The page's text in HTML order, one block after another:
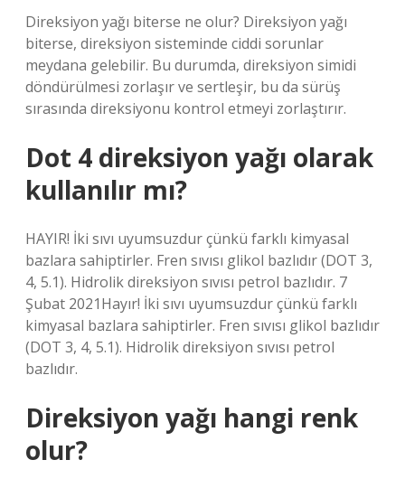
Direksiyon yağı biterse ne olur? Direksiyon yağı
biterse, direksiyon sisteminde ciddi sorunlar
meydana gelebilir. Bu durumda, direksiyon simidi
döndürülmesi zorlaşır ve sertleşir, bu da sürüş
sırasında direksiyonu kontrol etmeyi zorlaştırır.
Dot 4 direksiyon yağı olarak
kullanılır mı?
HAYIR! İki sıvı uyumsuzdur çünkü farklı kimyasal
bazlara sahiptirler. Fren sıvısı glikol bazlıdır (DOT 3,
4, 5.1). Hidrolik direksiyon sıvısı petrol bazlıdır. 7
Şubat 2021Hayır! İki sıvı uyumsuzdur çünkü farklı
kimyasal bazlara sahiptirler. Fren sıvısı glikol bazlıdır
(DOT 3, 4, 5.1). Hidrolik direksiyon sıvısı petrol
bazlıdır.
Direksiyon yağı hangi renk
olur?